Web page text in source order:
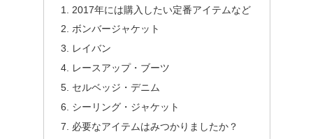
2017年には購入したい定番アイテムなど
ボンバージャケット
レイバン
レースアップ・ブーツ
セルベッジ・デニム
シーリング・ジャケット
必要なアイテムはみつかりましたか？